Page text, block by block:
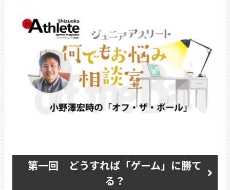
第一回 どうすれば「ゲーム」に勝て
る？